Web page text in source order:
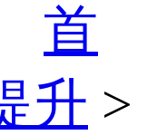
首
升 >